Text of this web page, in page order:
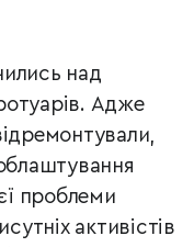
над
Адже
проблеми
активістів